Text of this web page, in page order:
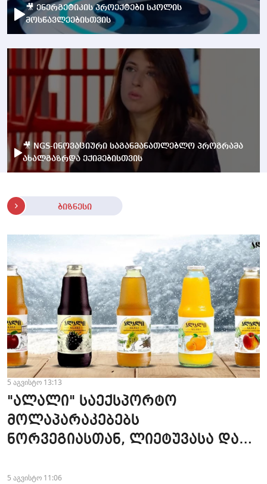
🎥 ენერგეტიკის პროექტები სკოლის
მოსწავლეებისთვის
🎥 NGS-ინოვაციური საგანმანათლებლო პროგრამა
ახალგაზრდა ექიმებისთვის
ბიზნესი
5 აგვისტო 13:13
"ალალი" საექსპორტო
მოლაპარაკებებს
ნორვეგიასთან, ლიეტუვასა და
5 აგვისტო 11:06